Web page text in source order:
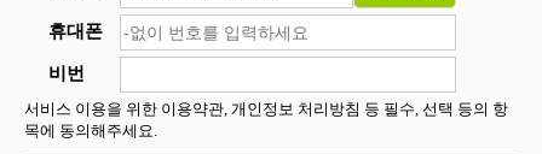
휴대폰
비번
서비스 이용을 위한 이용약관, 개인정보 처리방침 등 필수, 선택 등의 항
목에 동의해주세요.